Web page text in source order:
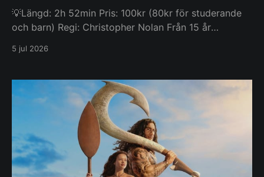
💡Längd: 2h 52min Pris: 100kr (80kr för studerande
och barn) Regi: Christopher Nolan Från 15 år
epos Odysséen! Läs Odysséen online! Odysseus, den
och farofylld resa hem efter det trojanska kriget.
Under färden
5 jul 2026